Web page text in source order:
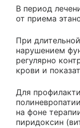
В период
от приема
При
нарушением
регулярно
крови и
Для
на фоне
пиридоксин